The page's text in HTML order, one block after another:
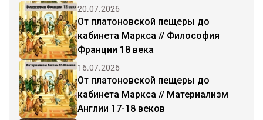
20.07.2026
От платоновской пещеры до
кабинета Маркса // Философия
Франции 18 века
16.07.2026
От платоновской пещеры до
кабинета Маркса // Материализм
Англии 17-18 веков